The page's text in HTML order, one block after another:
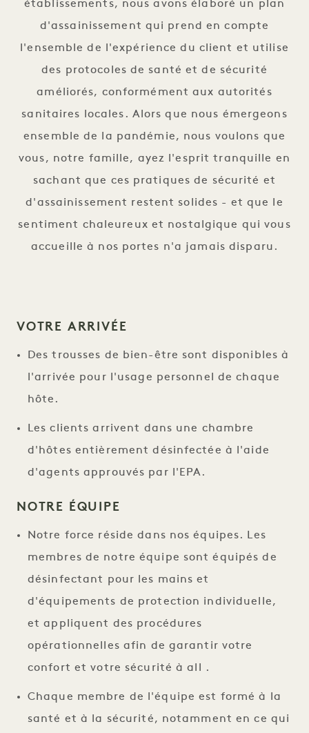
établissements, nous avons élaboré un plan
d'assainissement qui prend en compte
l'ensemble de l'expérience du client et utilise
des protocoles de santé et de sécurité
améliorés, conformément aux autorités
sanitaires locales. Alors que nous émergeons
ensemble de la pandémie, nous voulons que
vous, notre famille, ayez l'esprit tranquille en
sachant que ces pratiques de sécurité et
d'assainissement restent solides - et que le
sentiment chaleureux et nostalgique qui vous
accueille à nos portes n'a jamais disparu.
VOTRE ARRIVÉE
Des trousses de bien-être sont disponibles à
l'arrivée pour l'usage personnel de chaque
hôte.
Les clients arrivent dans une chambre
d'hôtes entièrement désinfectée à l'aide
d'agents approuvés par l'EPA.
NOTRE ÉQUIPE
Notre force réside dans nos équipes. Les
membres de notre équipe sont équipés de
désinfectant pour les mains et
d'équipements de protection individuelle,
et appliquent des procédures
opérationnelles afin de garantir votre
confort et votre sécurité à all .
Chaque membre de l'équipe est formé à la
santé et à la sécurité, notamment en ce qui